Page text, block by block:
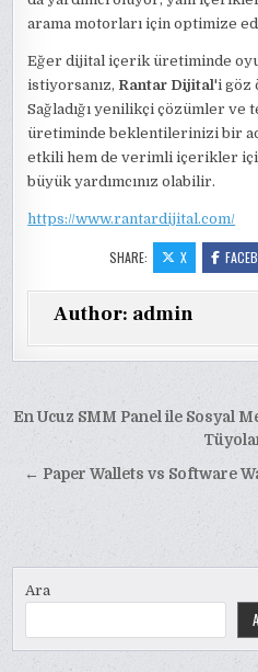
arama motorları için optimize
Eğer dijital içerik üretiminde
istiyorsanız, Rantar Dijital'i göz
Sağladığı yenilikçi çözümler
üretiminde beklentilerinizi bir
etkili hem de verimli içerikler
büyük yardımcınız olabilir.
https://www.rantardijital.com/
SHARE: X
Author: admin
Yazı
En Ucuz SMM Panel ile Sosyal
← Paper Wallets vs Software
Ara